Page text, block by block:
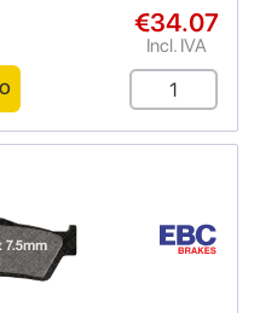
€34.07
Incl. IVA